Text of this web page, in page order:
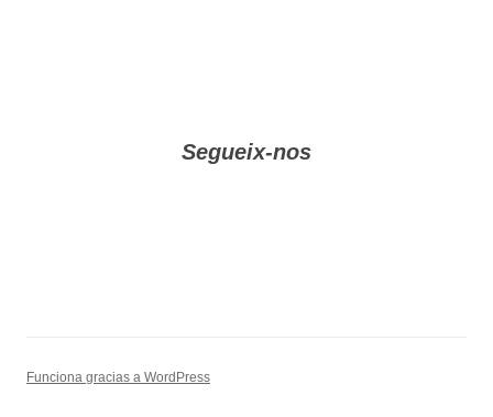
Segueix-nos
Funciona gracias a WordPress